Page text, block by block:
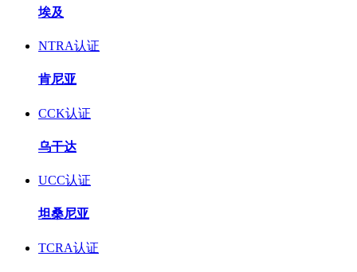
埃及
NTRA认证
肯尼亚
CCK认证
乌干达
UCC认证
坦桑尼亚
TCRA认证